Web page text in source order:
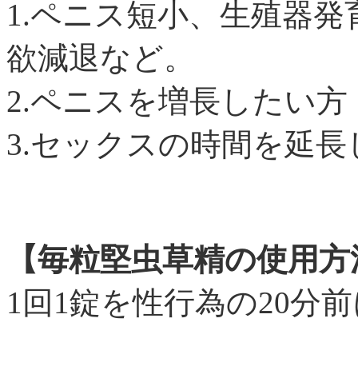
1.ペニス短小、生殖器
欲減退など。
2.ペニスを増長したい方
3.セックスの時間を延長
【毎粒堅虫草精の使用
1回1錠を性行為の20分